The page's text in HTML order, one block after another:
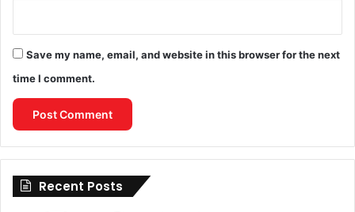
Save my name, email, and website in this browser for the next
time I comment.
Recent Posts